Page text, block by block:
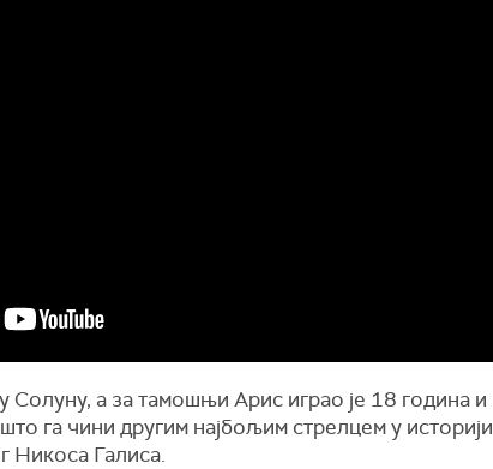
Солуну, а за тамошњи Арис играо је 18 година и
га чини другим најбољим стрелцем у историји
Никоса Галиса.